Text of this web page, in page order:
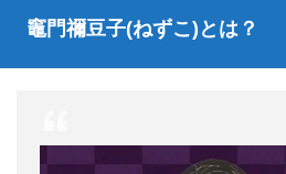
竈門禰豆子(ねずこ)とは？